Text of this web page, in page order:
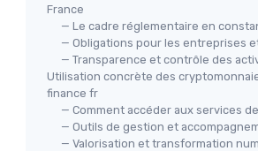
France
— Le cadre réglementaire en
— Obligations pour les entreprises
— Transparence et contrôle des
Utilisation concrète des
finance fr
— Comment accéder aux services
— Outils de gestion et
— Valorisation et transformation